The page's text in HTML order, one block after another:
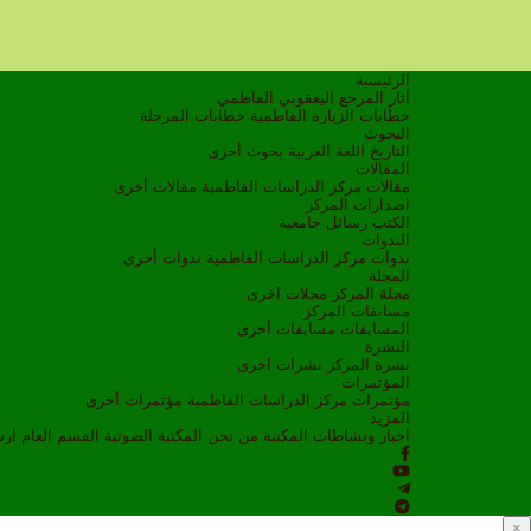
الرئيسية
أثار المرجع اليعقوبي الفاطمي
خطابات الزيارة الفاطمية خطابات المرحلة
البحوث
التاريخ
اللغة العربية بحوث أخرى
المقالات
مقالات مركز الدراسات الفاطمية مقالات أخرى
اصدارات المركز
الكتب رسائل جامعية
الندوات
ندوات مركز الدراسات الفاطمية ندوات أخرى
المجلة
مجلة المركز مجلات اخرى
مسابقات المركز
المسابقات مسابقات أخرى
النشرة
نشرة المركز نشرات اخرى
المؤتمرات
مؤتمرات مركز الدراسات الفاطمية مؤتمرات أخرى
المزيد
اخبار ونشاطات
المكتبة من نحن المكتبة الصوتية القسم العام